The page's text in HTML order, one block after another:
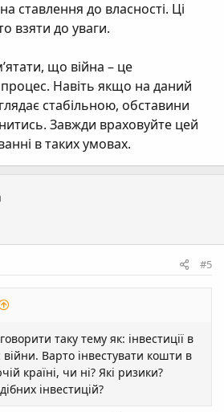
ставлення до власності. Ці
взяти до уваги.
що війна – це
Навіть якщо на даний
стабільною, обставини
Завжди враховуйте цей
в таких умовах.
#5
таку тему як: інвестиції в
війни. Варто інвестувати кошти в
країні, чи ні? Які ризики?
інвестицій?